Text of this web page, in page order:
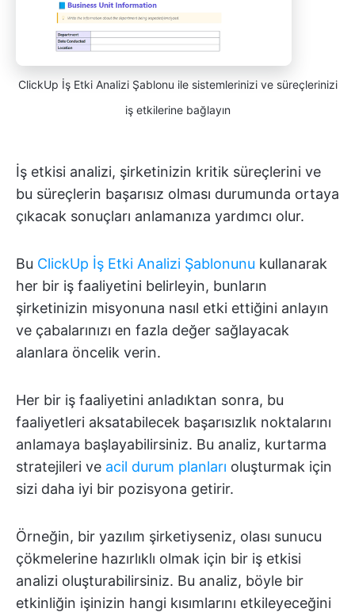
ClickUp İş Etki Analizi Şablonu ile sistemlerinizi ve süreçlerinizi
iş etkilerine bağlayın
İş etkisi analizi, şirketinizin kritik süreçlerini ve
bu süreçlerin başarısız olması durumunda ortaya
çıkacak sonuçları anlamanıza yardımcı olur.
Bu ClickUp İş Etki Analizi Şablonunu kullanarak
her bir iş faaliyetini belirleyin, bunların
şirketinizin misyonuna nasıl etki ettiğini anlayın
ve çabalarınızı en fazla değer sağlayacak
alanlara öncelik verin.
Her bir iş faaliyetini anladıktan sonra, bu
faaliyetleri aksatabilecek başarısızlık noktalarını
anlamaya başlayabilirsiniz. Bu analiz, kurtarma
stratejileri ve acil durum planları oluşturmak için
sizi daha iyi bir pozisyona getirir.
Örneğin, bir yazılım şirketiyseniz, olası sunucu
çökmelerine hazırlıklı olmak için bir iş etkisi
analizi oluşturabilirsiniz. Bu analiz, böyle bir
etkinliğin işinizin hangi kısımlarını etkileyeceğini